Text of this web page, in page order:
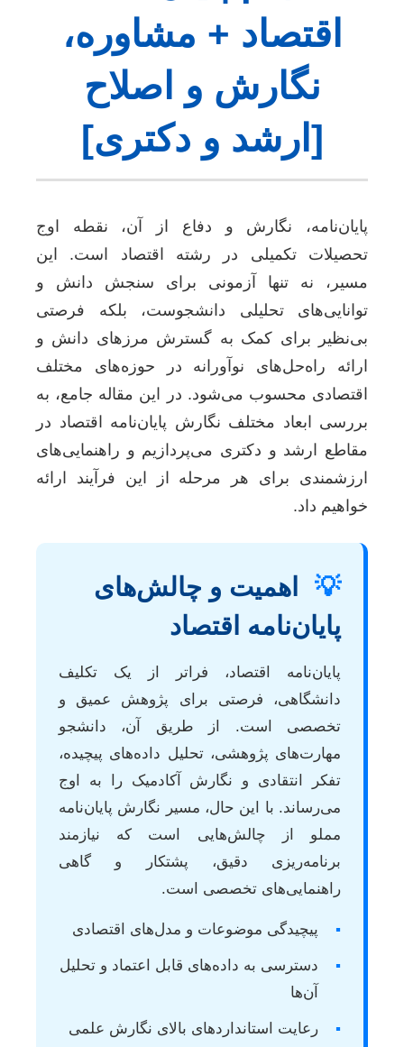
اقتصاد + مشاوره،
نگارش و اصلاح
[ارشد و دکتری]
پایان‌نامه، نگارش و دفاع از آن، نقطه اوج
تحصیلات تکمیلی در رشته اقتصاد است. این
مسیر، نه تنها آزمونی برای سنجش دانش و
توانایی‌های تحلیلی دانشجوست، بلکه فرصتی
بی‌نظیر برای کمک به گسترش مرزهای دانش و
ارائه راه‌حل‌های نوآورانه در حوزه‌های مختلف
اقتصادی محسوب می‌شود. در این مقاله جامع، به
بررسی ابعاد مختلف نگارش پایان‌نامه اقتصاد در
مقاطع ارشد و دکتری می‌پردازیم و راهنمایی‌های
ارزشمندی برای هر مرحله از این فرآیند ارائه
خواهیم داد.
💡
اهمیت و چالش‌های
پایان‌نامه اقتصاد
پایان‌نامه اقتصاد، فراتر از یک تکلیف
دانشگاهی، فرصتی برای پژوهش عمیق و
تخصصی است. از طریق آن، دانشجو
مهارت‌های پژوهشی، تحلیل داده‌های پیچیده،
تفکر انتقادی و نگارش آکادمیک را به اوج
می‌رساند. با این حال، مسیر نگارش پایان‌نامه
مملو از چالش‌هایی است که نیازمند
برنامه‌ریزی دقیق، پشتکار و گاهی
راهنمایی‌های تخصصی است.
▪ پیچیدگی موضوعات و مدل‌های اقتصادی
▪
دسترسی به داده‌های قابل اعتماد و تحلیل
آن‌ها
▪ رعایت استانداردهای بالای نگارش علمی